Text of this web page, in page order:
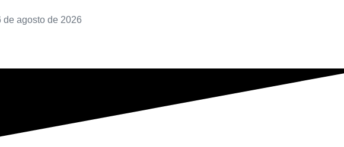
de agosto de 2026